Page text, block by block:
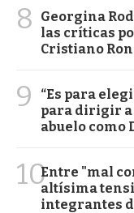
8
Georgina
las críticas
Cristiano
9
“Es para
para dirigir a
abuelo como
10Entre "mal
altísima
integrantes